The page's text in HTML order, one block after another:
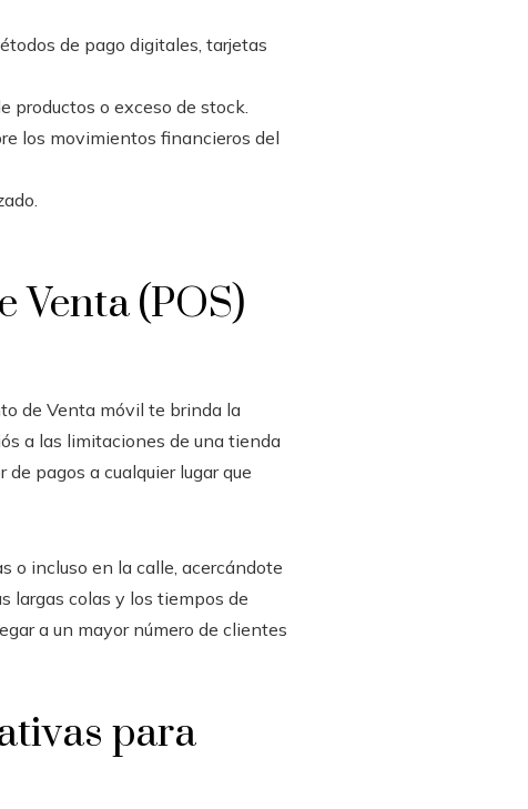
de pago digitales, tarjetas
productos o exceso de stock.
los movimientos financieros del
Venta (POS)
de Venta móvil te brinda la
a las limitaciones de una tienda
pagos a cualquier lugar que
o incluso en la calle, acercándote
largas colas y los tiempos de
a un mayor número de clientes
para